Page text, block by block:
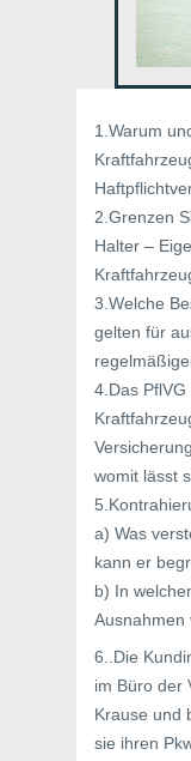
1.Warum
2.Grenzen
Halter –
3.Welche
gelten für
4.Das
womit lässt
a) Was
kann er
b) In
Ausnahmen
6..Die
im Büro der
Krause und
sie ihren